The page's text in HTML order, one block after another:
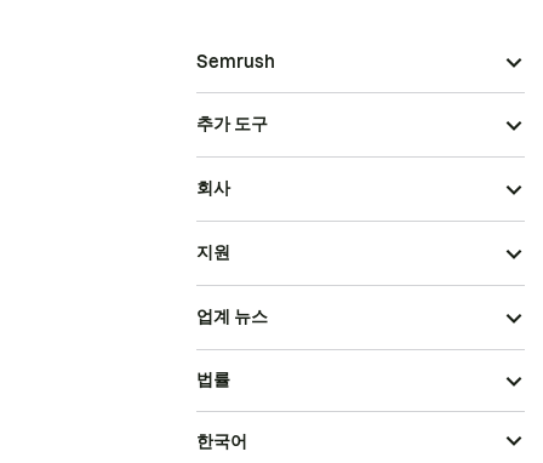
Semrush
추가 도구
회사
지원
업계 뉴스
법률
한국어